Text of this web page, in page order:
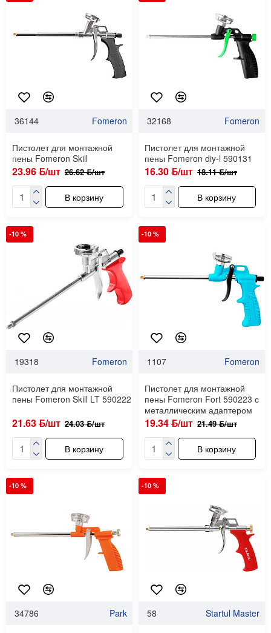
36144 Fomeron
Пистолет для монтажной
пены Fomeron Skill
23.96 ƃ/шт 26.62 ƃ/шт
В корзину
32168 Fomeron
Пистолет для монтажной
пены Fomeron diy-l 590131
16.30 ƃ/шт 18.11 ƃ/шт
В корзину
-10 %
19318 Fomeron
Пистолет для монтажной
пены Fomeron Skill LT 590222
21.63 ƃ/шт 24.03 ƃ/шт
В корзину
-10 %
1107 Fomeron
Пистолет для монтажной
пены Fomeron Fort 590223 с
металлическим адаптером
19.34 ƃ/шт 21.49 ƃ/шт
В корзину
-10 %
34786 Park
-10 %
58 Startul Master